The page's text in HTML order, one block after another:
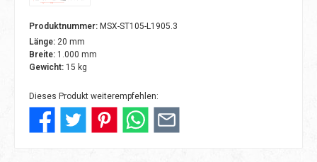
Produktnummer: MSX-ST105-L1905.3
Länge: 20 mm
Breite: 1.000 mm
Gewicht: 15 kg
Dieses Produkt weiterempfehlen: